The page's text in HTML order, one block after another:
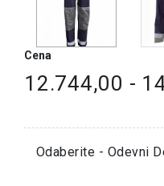
Cena
12.744,00 -
Odaberite - Odevni